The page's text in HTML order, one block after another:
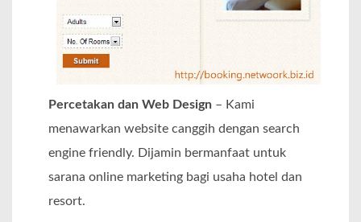
Percetakan dan Web Design – Kami
menawarkan website canggih dengan search
engine friendly. Dijamin bermanfaat untuk
sarana online marketing bagi usaha hotel dan
resort.